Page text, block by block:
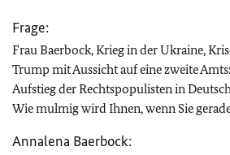
Frage:
Frau Baerbock, Krieg in der Ukraine,
Trump mit Aussicht auf eine zweite
Aufstieg der Rechtspopulisten in
Wie mulmig wird Ihnen, wenn Sie
Annalena Baerbock: